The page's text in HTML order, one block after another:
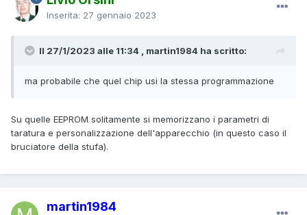
Inserita: 27 gennaio 2023
Il 27/1/2023 alle 11:34 , martin1984 ha scritto:
ma probabile che quel chip usi la stessa programmazione
Su quelle EEPROM solitamente si memorizzano i parametri di
taratura e personalizzazione dell'apparecchio (in questo caso il
bruciatore della stufa).
martin1984